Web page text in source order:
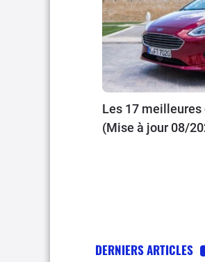
Les 17
(Mise à jour 08/
DERNIERS ARTICLES